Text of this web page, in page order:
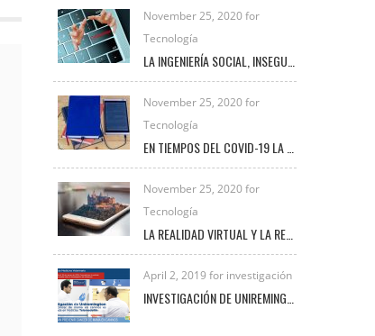
November 25, 2020 for
Tecnología
November 25, 2020 for
Tecnología
November 25, 2020 for
Tecnología
April 2, 2019 for investigación